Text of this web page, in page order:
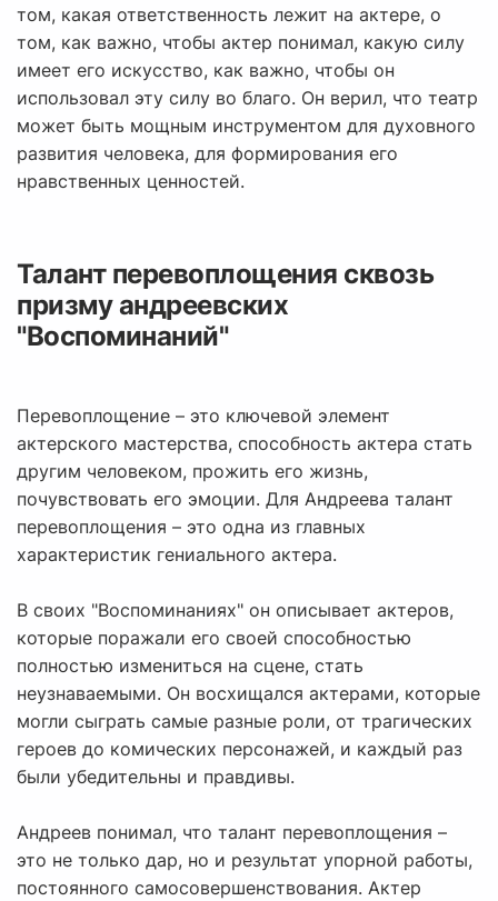
том, какая ответственность лежит на актере, о
том, как важно, чтобы актер понимал, какую силу
имеет его искусство, как важно, чтобы он
использовал эту силу во благо. Он верил, что театр
может быть мощным инструментом для духовного
развития человека, для формирования его
нравственных ценностей.
Талант перевоплощения сквозь
призму андреевских
"Воспоминаний"
Перевоплощение – это ключевой элемент
актерского мастерства, способность актера стать
другим человеком, прожить его жизнь,
почувствовать его эмоции. Для Андреева талант
перевоплощения – это одна из главных
характеристик гениального актера.
В своих "Воспоминаниях" он описывает актеров,
которые поражали его своей способностью
полностью измениться на сцене, стать
неузнаваемыми. Он восхищался актерами, которые
могли сыграть самые разные роли, от трагических
героев до комических персонажей, и каждый раз
были убедительны и правдивы.
Андреев понимал, что талант перевоплощения –
это не только дар, но и результат упорной работы,
постоянного самосовершенствования. Актер